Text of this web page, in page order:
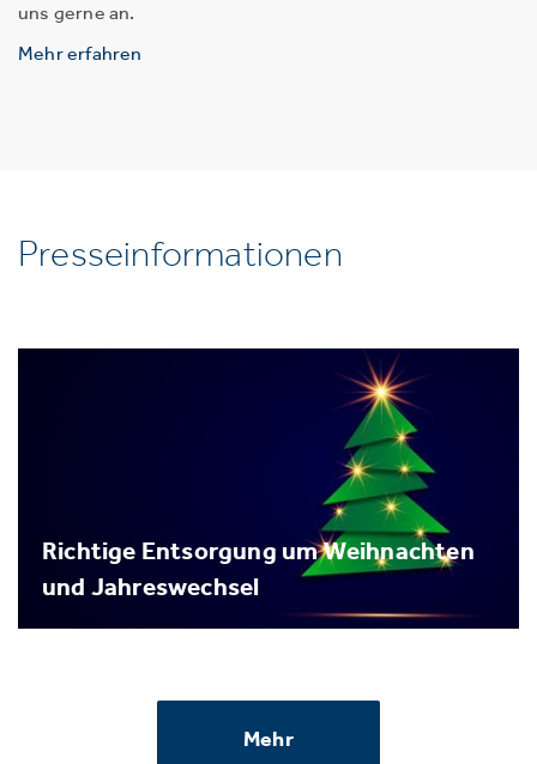
uns gerne an.
Mehr erfahren
Presseinformationen
Richtige Entsorgung um Weihnachten
und Jahreswechsel
Mehr